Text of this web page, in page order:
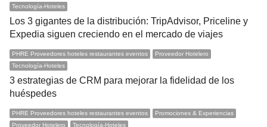
Tecnología-Hoteles
Los 3 gigantes de la distribución: TripAdvisor, Priceline y
Expedia siguen creciendo en el mercado de viajes
PHRE Proveedores hoteles restaurantes eventos
Proveedor Hotelero
Tecnología-Hoteles
3 estrategias de CRM para mejorar la fidelidad de los
huéspedes
PHRE Proveedores hoteles restaurantes eventos
Promociones & Experiencias
Proveedor Hotelero
Tecnología-Hoteles